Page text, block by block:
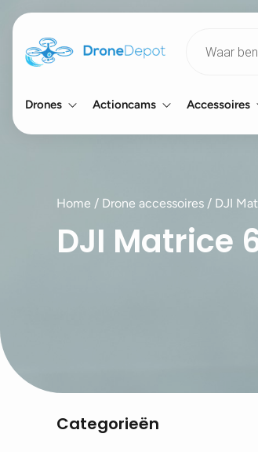
search
Drones Actioncams Accessoires
Home / Drone accessoires / DJI
DJI Matrice
Categorieën